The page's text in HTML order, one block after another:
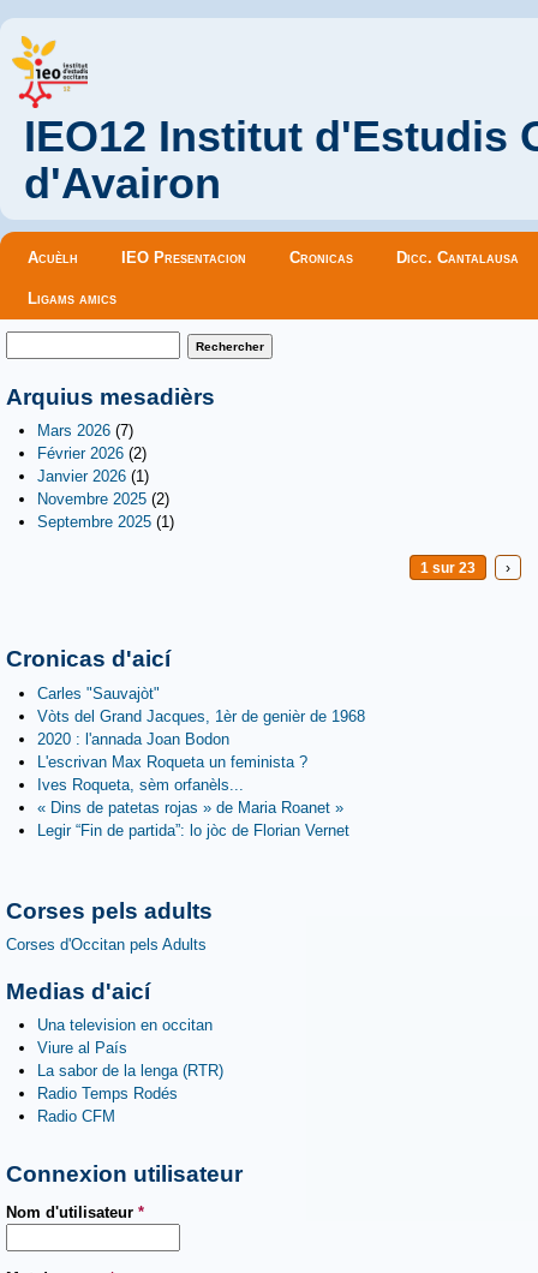
IEO12 Institut d'Estudis
d'Avairon
Menu principal
Acuèlh IEO Presentacion Cronicas Dicc. Cantalausa
Ligams amics
Formulaire de recherche
Arquius mesadièrs
Mars 2026 (7)
Février 2026 (2)
Janvier 2026 (1)
Novembre 2025 (2)
Septembre 2025 (1)
1 sur 23 ›
Cronicas d'aicí
Carles "Sauvajòt"
Vòts del Grand Jacques, 1èr de genièr de 1968
2020 : l'annada Joan Bodon
L'escrivan Max Roqueta un feminista ?
Ives Roqueta, sèm orfanèls...
« Dins de patetas rojas » de Maria Roanet »
Legir “Fin de partida”: lo jòc de Florian Vernet
Corses pels adults
Corses d'Occitan pels Adults
Medias d'aicí
Una television en occitan
Viure al País
La sabor de la lenga (RTR)
Radio Temps Rodés
Radio CFM
Connexion utilisateur
Nom d'utilisateur *